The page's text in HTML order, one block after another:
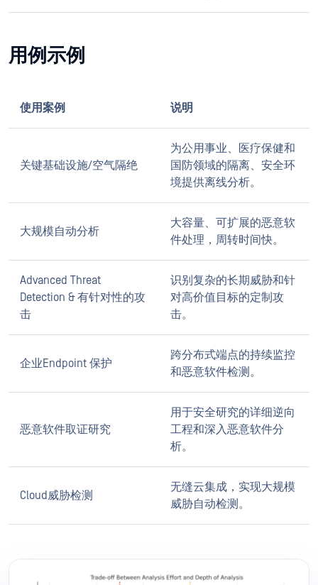
用例示例
使用案例 说明
关键基础设施/空气隔绝
为公用事业、医疗保健和
国防领域的隔离、安全环
境提供离线分析。
大规模自动分析
大容量、可扩展的恶意软
件处理，周转时间快。
Advanced Threat
Detection & 有针对性的攻
击
识别复杂的长期威胁和针
对高价值目标的定制攻
击。
企业Endpoint 保护
跨分布式端点的持续监控
和恶意软件检测。
恶意软件取证研究
用于安全研究的详细逆向
工程和深入恶意软件分
析。
Cloud威胁检测
无缝云集成，实现大规模
威胁自动检测。